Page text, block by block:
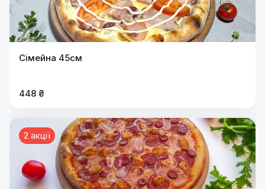
Сімейна 45см
448 ₴
2 акції